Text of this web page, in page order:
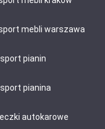
mebli warszawa
pianin
pianina
autokarowe